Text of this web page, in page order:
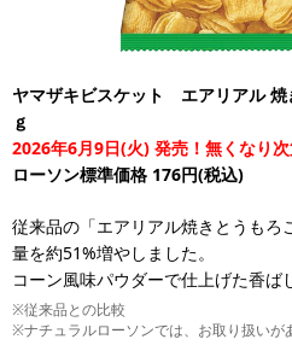
ヤマザキビスケット エアリアル 焼
ｇ
2026年6月9日(火) 発売！無くなり
ローソン標準価格 176円(税込)
従来品の「エアリアル焼きとうも
量を約51%増やしました。
コーン風味パウダーで仕上げた香ば
※従来品との比較
※ナチュラルローソンでは、お取り扱いが